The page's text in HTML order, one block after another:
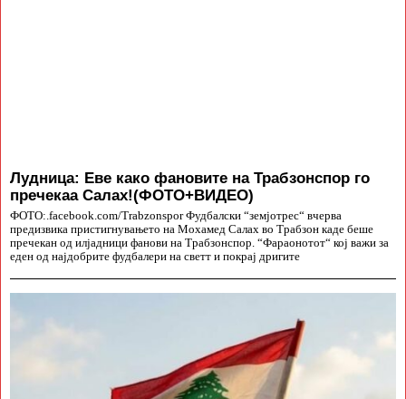
Лудница: Еве како фановите на Трабзонспор го
пречекаа Салах!(ФОТО+ВИДЕО)
ФОТО:.facebook.com/Trabzonspor Фудбалски “земјотрес“ вчерва
предизвика пристигнувањето на Мохамед Салах во Трабзон каде беше
пречекан од илјадници фанови на Трабзонспор. “Фараонотот“ кој важи за
еден од најдобрите фудбалери на светт и покрај дригите